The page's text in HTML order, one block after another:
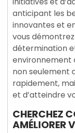
anticipant les
innovantes et
vous
détermination
environnement
non seulement
rapidement,
et d’atteindre
CHERCHEZ
AMÉLIORER